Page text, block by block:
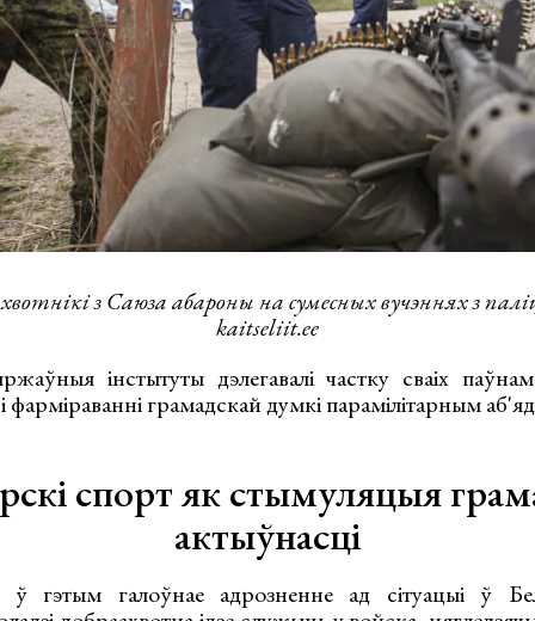
з Саюза абароны на сумесных вучэннях з
kaitseliit.ee
інстытуты дэлегавалі частку сваіх
фарміраванні грамадскай думкі парамілітарным
спорт як стымуляцыя
актыўнасці
ў гэтым галоўнае адрозненне ад сітуацыі ў